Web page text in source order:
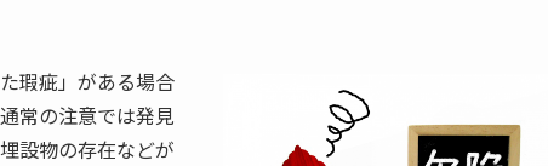
瑕疵」がある場合
常の注意では発見
設物の存在などが